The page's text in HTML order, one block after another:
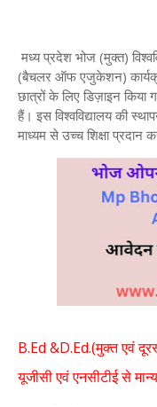
मध्य प्रदेश भोज (मुक्त)
(बैचलर ऑफ एजुकेशन)
छात्रों के लिए डिज़ाइन किया
हैं। इस विश्वविद्यालय की
माध्यम से उच्च शिक्षा प्रदान
B.Ed &D.Ed.(मुक्त एवं
यूजीसी एवं एनसीटीई से